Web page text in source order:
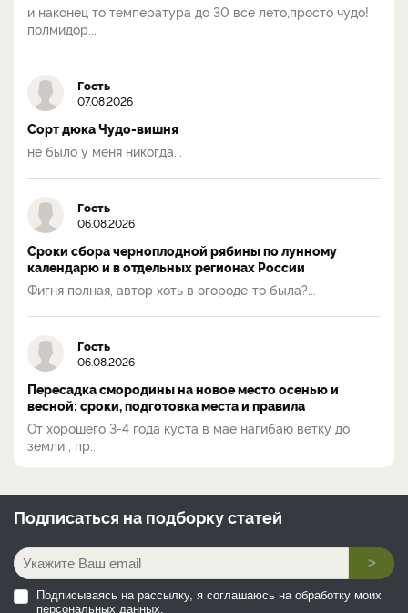
и наконец то температура до 30 все лето,просто чудо!
полмидор...
Гость
07.08.2026
Сорт дюка Чудо-вишня
не было у меня никогда...
Гость
06.08.2026
Сроки сбора черноплодной рябины по лунному
календарю и в отдельных регионах России
Фигня полная, автор хоть в огороде-то была?...
Гость
06.08.2026
Пересадка смородины на новое место осенью и
весной: сроки, подготовка места и правила
От хорошего 3-4 года куста в мае нагибаю ветку до
земли , пр...
Подписаться на подборку статей
>
Подписываясь на рассылку, я соглашаюсь на обработку моих
персональных данных.